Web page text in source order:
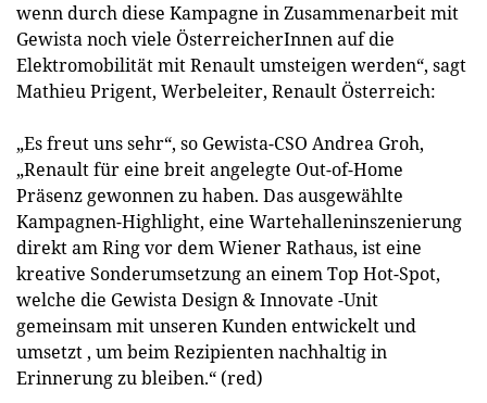
wenn durch diese Kampagne in Zusammenarbeit mit
Gewista noch viele ÖsterreicherInnen auf die
Elektromobilität mit Renault umsteigen werden“, sagt
Mathieu Prigent, Werbeleiter, Renault Österreich:
„Es freut uns sehr“, so Gewista-CSO Andrea Groh,
„Renault für eine breit angelegte Out-of-Home
Präsenz gewonnen zu haben. Das ausgewählte
Kampagnen-Highlight, eine Wartehalleninszenierung
direkt am Ring vor dem Wiener Rathaus, ist eine
kreative Sonderumsetzung an einem Top Hot-Spot,
welche die Gewista Design & Innovate -Unit
gemeinsam mit unseren Kunden entwickelt und
umsetzt , um beim Rezipienten nachhaltig in
Erinnerung zu bleiben.“ (red)